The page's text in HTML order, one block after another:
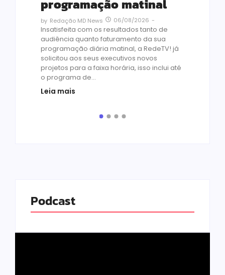
programação matinal
by Redação MD News 06/08/2026 -
Insatisfeita com os resultados tanto de
audiência quanto faturamento da sua
programação diária matinal, a RedeTV! já
solicitou aos seus executivos novos
projetos para a faixa horária, isso inclui até
o programa de...
Leia mais
Podcast